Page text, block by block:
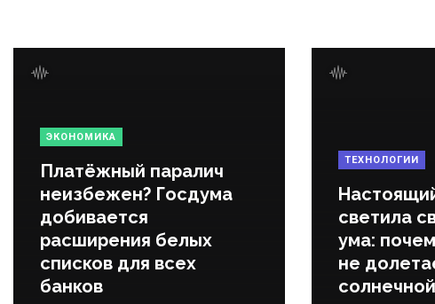
ЭКОНОМИКА
Платёжный паралич
неизбежен? Госдума
добивается
расширения белых
списков для всех
банков
ТЕХНОЛОГИИ
светила
ума:
не